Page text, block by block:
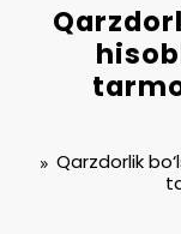
Qarzdorlik